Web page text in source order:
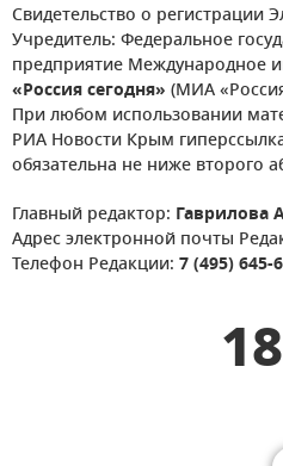
Свидетельство о регистрации
Учредитель: Федеральное
предприятие Международное
«Россия сегодня» (МИА
При любом использовании
РИА Новости Крым
обязательна не ниже второго
Главный редактор: Гаврилова
Адрес электронной почты
Телефон Редакции: 7 (495) 645-